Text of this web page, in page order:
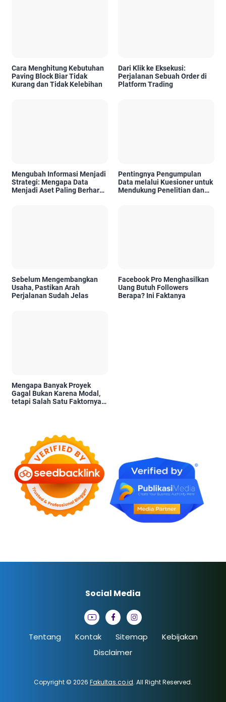
Cara Menghitung Kebutuhan
Paving Block Biar Tidak
Kurang dan Tidak Kelebihan
Dari Klik ke Eksekusi:
Perjalanan Sebuah Order di
Platform Trading
Mengubah Informasi Menjadi
Strategi: Mengapa Data
Menjadi Aset Paling Berharga
Pentingnya Pengumpulan
Data melalui Kuesioner untuk
Mendukung Penelitian dan
Sebelum Mengembangkan
Usaha, Pastikan Arah
Perjalanan Sudah Jelas
Facebook Pro Menghasilkan
Uang Butuh Followers
Berapa? Ini Faktanya
Mengapa Banyak Proyek
Gagal Bukan Karena Modal,
tetapi Salah Satu Faktornya
Tentang Kontak Sitemap
Kebijakan
Disclaimer
Copyright © 2026 Fakultas.co.id. All Right Reserved.
Social Media